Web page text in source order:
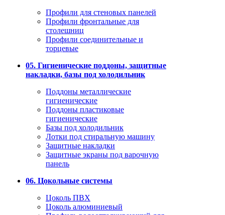
Профили для стеновых панелей
Профили фронтальные для
столешниц
Профили соединительные и
торцевые
05. Гигиенические поддоны, защитные
накладки, базы под холодильник
Поддоны металлические
гигиенические
Поддоны пластиковые
гигиенические
Базы под холодильник
Лотки под стиральную машину
Защитные накладки
Защитные экраны под варочную
панель
06. Цокольные системы
Цоколь ПВХ
Цоколь алюминиевый